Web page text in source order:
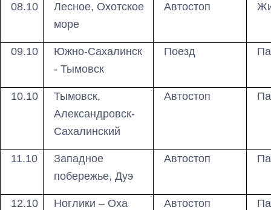
08.10
Лесное, Охотское
море
Автостоп
09.10
Южно-Сахалинск
- Тымовск
Поезд
10.10
Тымовск,
Александровск-
Сахалинский
Автостоп
11.10
Западное
побережье, Дуэ
Автостоп
12.10 Ноглики – Оха Автостоп